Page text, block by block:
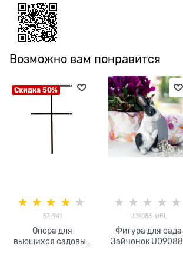
Возможно вам понравится
Скидка 50%
57-941
Опора для
вьющихся садовых
U09088-WBL
Фигура для сада
Зайчонок U09088-